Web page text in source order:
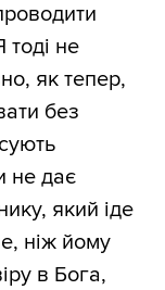
тоді не
як тепер,
без
не дає
який іде
ніж йому
в Бога,